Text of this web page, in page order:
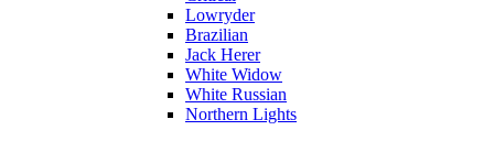
Lowryder
Brazilian
Jack Herer
White Widow
White Russian
Northern Lights